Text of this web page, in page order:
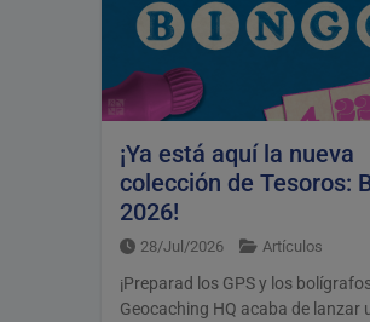
¡Ya está aquí la nueva
colección de Tesoros:
2026!
28/Jul/2026 Artículos
¡Preparad los GPS y los
Geocaching HQ acaba de lanzar